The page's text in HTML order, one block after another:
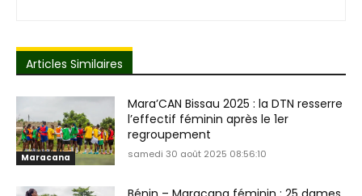
Articles Similaires
Maracana
Mara’CAN Bissau 2025 : la DTN resserre
l’effectif féminin après le 1er
regroupement
samedi 30 août 2025 08:56:10